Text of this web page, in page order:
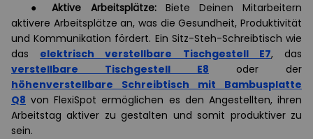
● Aktive Arbeitsplätze:Biete Deinen Mitarbeitern
aktivere Arbeitsplätze an, was die Gesundheit, Produktivität
und Kommunikation fördert. Ein Sitz-Steh-Schreibtisch wie
das elektrisch verstellbare Tischgestell E7, das
verstellbare Tischgestell E8 oder der
höhenverstellbare Schreibtisch mit Bambusplatte
Q8 von FlexiSpot ermöglichen es den Angestellten, ihren
Arbeitstag aktiver zu gestalten und somit produktiver zu
sein.